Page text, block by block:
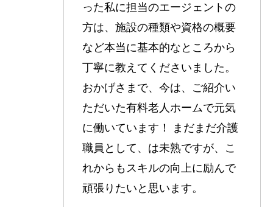
った私に担当のエージェントの
方は、施設の種類や資格の概要
など本当に基本的なところから
丁寧に教えてくださいました。
おかげさまで、今は、ご紹介い
ただいた有料老人ホームで元気
に働いています！ まだまだ介護
職員として、は未熟ですが、こ
れからもスキルの向上に励んで
頑張りたいと思います。